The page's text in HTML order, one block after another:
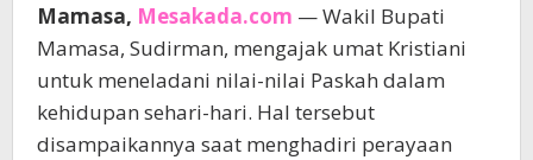
Mamasa, Mesakada.com — Wakil Bupati
Mamasa, Sudirman, mengajak umat Kristiani
untuk meneladani nilai-nilai Paskah dalam
kehidupan sehari-hari. Hal tersebut
disampaikannya saat menghadiri perayaan